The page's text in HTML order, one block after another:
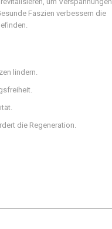
Faszien verbessern die
lindern.
die Regeneration.